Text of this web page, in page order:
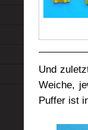
Und
Weiche,
Puffer ist